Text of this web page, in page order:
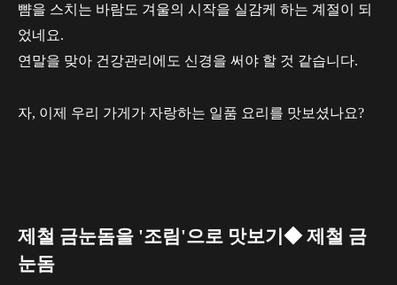
뺨을 스치는 바람도 겨울의 시작을 실감케 하는 계절이 되
었네요.
연말을 맞아 건강관리에도 신경을 써야 할 것 같습니다.
자, 이제 우리 가게가 자랑하는 일품 요리를 맛보셨나요?
제철 금눈돔을 '조림'으로 맛보기◆ 제철 금
눈돔